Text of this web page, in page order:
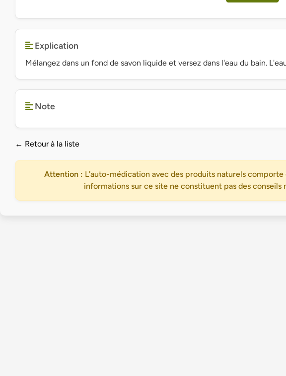
Explication
Mélangez dans un fond de savon liquide et versez dans l'eau du bain.
Note
← Retour à la liste
Attention : L'auto-médication avec des produits naturels
informations sur ce site ne constituent pas des